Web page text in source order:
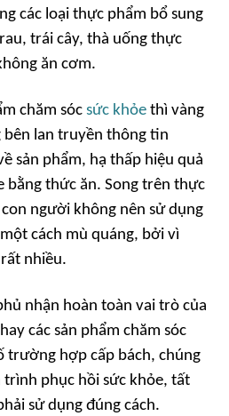
các loại thực phẩm bổ sung
trái cây, thà uống thực
ăn cơm.
chăm sóc sức khỏe thì vàng
lan truyền thông tin
sản phẩm, hạ thấp hiệu quả
bằng thức ăn. Song trên thực
người không nên sử dụng
cách mù quáng, bởi vì
nhiều.
nhận hoàn toàn vai trò của
các sản phẩm chăm sóc
trường hợp cấp bách, chúng
phục hồi sức khỏe, tất
sử dụng đúng cách.